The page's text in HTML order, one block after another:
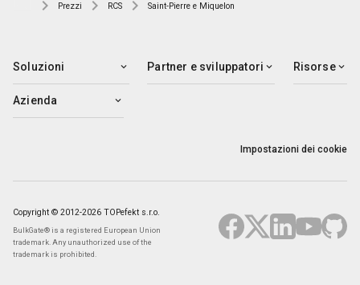
Prezzi RCS Saint-Pierre e Miquelon
Soluzioni Partner e sviluppatori Risorse
Azienda
Impostazioni dei cookie
Copyright © 2012-2026 TOPefekt s.r.o.
BulkGate® is a registered European Union
trademark. Any unauthorized use of the
trademark is prohibited.